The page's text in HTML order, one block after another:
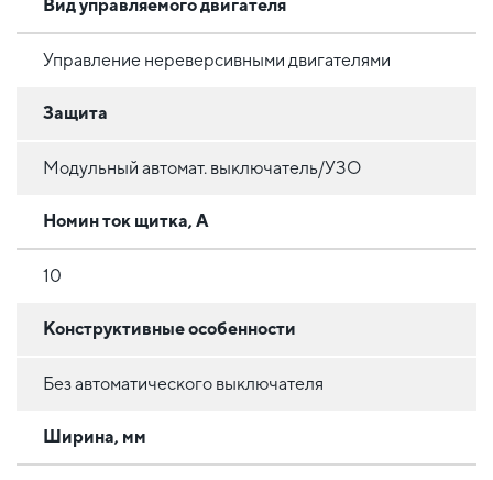
Вид управляемого двигателя
Управление нереверсивными двигателями
Защита
Модульный автомат. выключатель/УЗО
Номин ток щитка, А
10
Конструктивные особенности
Без автоматического выключателя
Ширина, мм